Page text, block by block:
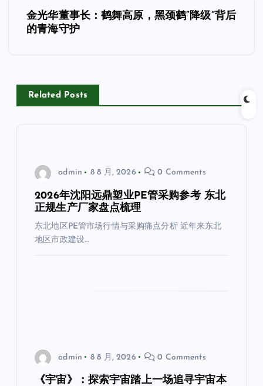
导
航
金光华董事长：鹤舞高原，黑颈鹤“降级”背后
的青海守护
Related Posts
admin 8 8 月, 2026 0 Comments
2026年沈阳远鼎塑业PE管采购参考 东北
正规生产厂家盘点梳理
东北地区PE管市场行情与采购痛点分析 近年来东北
地区市政建设…
admin 8 8 月, 2026 0 Comments
《宇宙》：探索宇宙踏上一场追寻宇宙本